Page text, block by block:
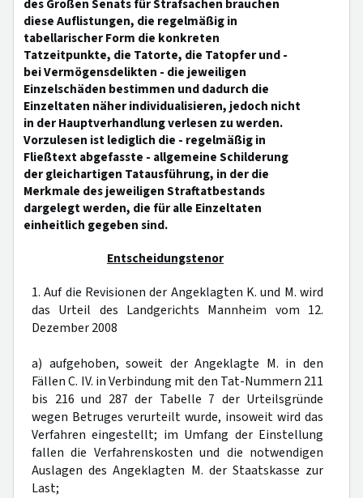
des Großen Senats für Strafsachen brauchen
diese Auflistungen, die regelmäßig in
tabellarischer Form die konkreten
Tatzeitpunkte, die Tatorte, die Tatopfer und -
bei Vermögensdelikten - die jeweiligen
Einzelschäden bestimmen und dadurch die
Einzeltaten näher individualisieren, jedoch nicht
in der Hauptverhandlung verlesen zu werden.
Vorzulesen ist lediglich die - regelmäßig in
Fließtext abgefasste - allgemeine Schilderung
der gleichartigen Tatausführung, in der die
Merkmale des jeweiligen Straftatbestands
dargelegt werden, die für alle Einzeltaten
einheitlich gegeben sind.
Entscheidungstenor
1. Auf die Revisionen der Angeklagten K. und M. wird
das Urteil des Landgerichts Mannheim vom 12.
Dezember 2008
a) aufgehoben, soweit der Angeklagte M. in den
Fällen C. IV. in Verbindung mit den Tat-Nummern 211
bis 216 und 287 der Tabelle 7 der Urteilsgründe
wegen Betruges verurteilt wurde, insoweit wird das
Verfahren eingestellt; im Umfang der Einstellung
fallen die Verfahrenskosten und die notwendigen
Auslagen des Angeklagten M. der Staatskasse zur
Last;